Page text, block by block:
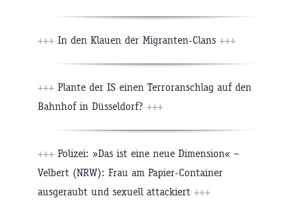
+++ In den Klauen der Migranten-Clans +++
+++ Plante der IS einen Terroranschlag auf den
Bahnhof in Düsseldorf? +++
+++ Polizei: »Das ist eine neue Dimension« –
Velbert (NRW): Frau am Papier-Container
ausgeraubt und sexuell attackiert +++